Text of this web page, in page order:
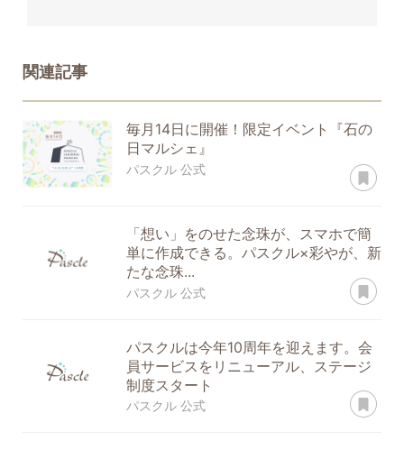
関連記事
毎月14日に開催！限定イベント『石の
日マルシェ』
パスクル 公式
「想い」をのせた念珠が、スマホで簡
単に作成できる。パスクル×彩やが、新
たな念珠...
パスクル 公式
パスクルは今年10周年を迎えます。会
員サービスをリニューアル、ステージ
制度スタート
パスクル 公式